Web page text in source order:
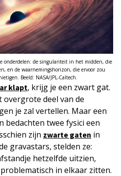
onderdelen: de singulariteit in het midden, die
en de waarnemingshorizon, die ervoor zou
Beeld: NASA/JPL-Caltech.
klapt, krijg je een zwart gat.
overgrote deel van de
je zal vertellen. Maar een
bedachten twee fysici een
zijn zwarte gaten in
gravastars, stelden ze:
hetzelfde uitzien,
in elkaar zitten.